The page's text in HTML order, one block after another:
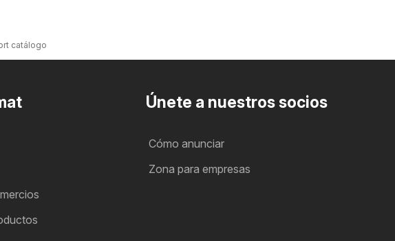
catálogo
Únete a nuestros socios
Cómo anunciar
Zona para empresas